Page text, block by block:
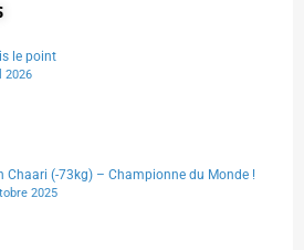
le point
2026
Chaari (-73kg) – Championne du Monde !
2025